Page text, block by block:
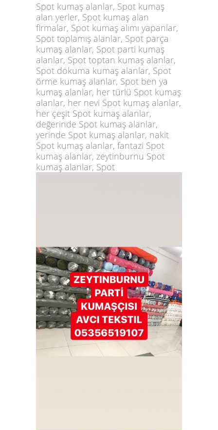
Spot kumaş alanlar, Spot kumaş
alan yerler, Spot kumaş alan
firmalar, Spot kumaş alımı yapanlar,
Spot toplamış alanlar, Spot parça
kumaş alanlar, Spot parti kumaş
alanlar, Spot toptan kumaş alanlar,
Spot dokuma kumaş alanlar, Spot
örme kumaş alanlar, Spot ben ya
kumaş alanlar, her türlü Spot kumaş
alanlar, her nevi Spot kumaş alanlar,
her çeşit Spot kumaş alanlar,
değerinde Spot kumaş alanlar,
yerinde Spot kumaş alanlar, nakit
Spot kumaş alanlar, fantazi Spot
kumaş alanlar, zeytinburnu Spot
kumaş alanlar, Spot